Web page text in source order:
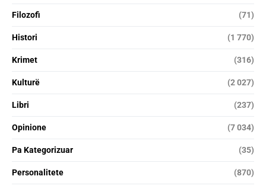
Filozofi (71)
Histori (1 770)
Krimet (316)
Kulturë (2 027)
Libri (237)
Opinione (7 034)
Pa Kategorizuar (35)
Personalitete (870)